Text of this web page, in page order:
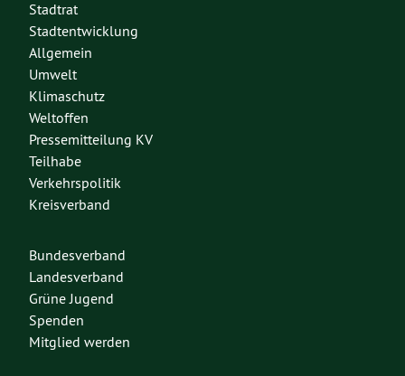
Stadtrat
Stadtentwicklung
Allgemein
Umwelt
Klimaschutz
Weltoffen
Pressemitteilung KV
Teilhabe
Verkehrspolitik
Kreisverband
Bundesverband
Landesverband
Grüne Jugend
Spenden
Mitglied werden